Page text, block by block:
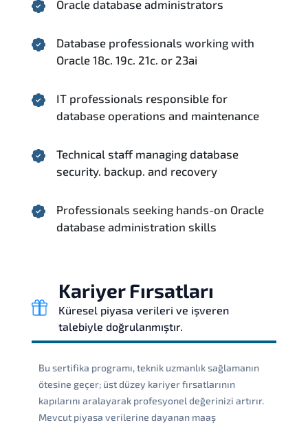
Oracle database administrators
Database professionals working with
Oracle 18c. 19c. 21c. or 23ai
IT professionals responsible for
database operations and maintenance
Technical staff managing database
security. backup. and recovery
Professionals seeking hands-on Oracle
database administration skills
Kariyer Fırsatları
Küresel piyasa verileri ve işveren
talebiyle doğrulanmıştır.
Bu sertifika programı, teknik uzmanlık sağlamanın
ötesine geçer; üst düzey kariyer fırsatlarının
kapılarını aralayarak profesyonel değerinizi artırır.
Mevcut piyasa verilerine dayanan maaş